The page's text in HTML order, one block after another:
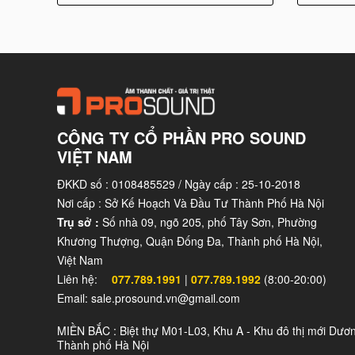
CÔNG TY CỔ PHẦN PRO SOUND
VIỆT NAM
ĐKKD số : 0108485529 / Ngày cấp : 25-10-2018
Nơi cấp : Sở Kế Hoạch Và Đầu Tư Thành Phố Hà Nội
Trụ sở : Số nhà 09, ngõ 205, phố Tây Sơn, Phường
Khương Thượng, Quận Đống Đa, Thành phố Hà Nội,
Việt Nam
Liên hệ:
077.789.1991 | 077.789.1992 (8:00-20:00)
Email: sale.prosound.vn@gmail.com
MIỀN BẮC : Biệt thự M01-L03, Khu A - Khu đô thị mới
Thành phố Hà Nội